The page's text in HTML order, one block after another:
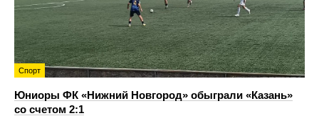
Спорт
Юниоры ФК «Нижний Новгород» обыграли «Казань»
со счетом 2:1